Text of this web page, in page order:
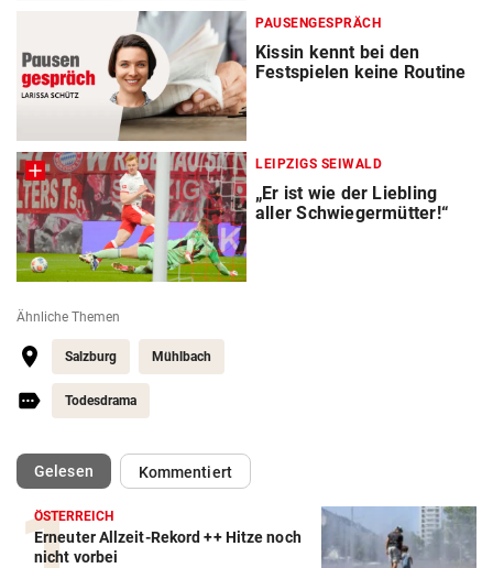
PAUSENGESPRÄCH
Kissin kennt bei den
Festspielen keine Routine
LEIPZIGS SEIWALD
„Er ist wie der Liebling
aller Schwiegermütter!“
Ähnliche Themen
Salzburg Mühlbach
Todesdrama
Gelesen(ausgewählt)Kommentiert
ÖSTERREICH
Erneuter Allzeit-Rekord ++ Hitze noch
nicht vorbei